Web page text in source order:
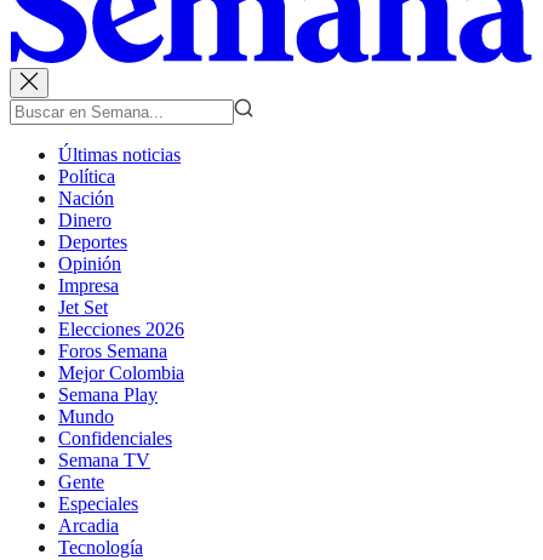
Últimas noticias
Política
Nación
Dinero
Deportes
Opinión
Impresa
Jet Set
Elecciones 2026
Foros Semana
Mejor Colombia
Semana Play
Mundo
Confidenciales
Semana TV
Gente
Especiales
Arcadia
Tecnología